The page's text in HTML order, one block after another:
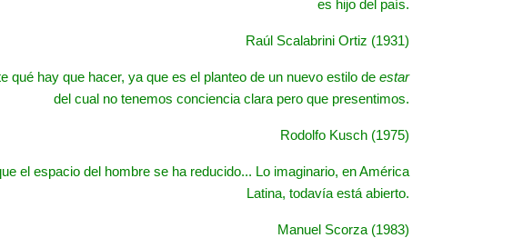
es hijo del país.
Raúl Scalabrini Ortiz (1931)
qué hay que hacer, ya que es el planteo de un nuevo estilo de estar
del cual no tenemos conciencia clara pero que presentimos.
Rodolfo Kusch (1975)
el espacio del hombre se ha reducido... Lo imaginario, en América
Latina, todavía está abierto.
Manuel Scorza (1983)